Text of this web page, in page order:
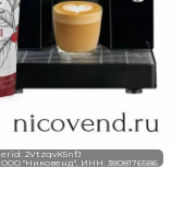
erid: 2VtzqvK5nfJ
ООО "Никовенд", ИНН: 3808176586